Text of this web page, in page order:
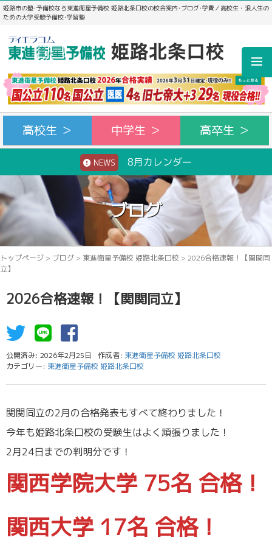
姫路市の塾･予備校なら東進衛星予備校 姫路北条口校の校舎案内･ブログ･学費／高校生・浪人生の
ための大学受験予備校･学習塾
高校生 ＞ 中学生 ＞ 高卒生 ＞
NEWS 8月カレンダー
ブログ
トップページ > ブログ > 東進衛星予備校 姫路北条口校 > 2026合格速報！【関関同
立】
2026合格速報！【関関同立】
公開済み: 2026年2月25日 作成者: 東進衛星予備校 姫路北条口校
カテゴリー: 東進衛星予備校 姫路北条口校
関関同立の2月の合格発表もすべて終わりました！
今年も姫路北条口校の受験生はよく頑張りました！
2月24日までの判明分です！
関西学院大学 75名 合格！
関西大学 17名 合格！